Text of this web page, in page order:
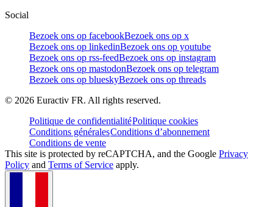
Social
Bezoek ons op facebookBezoek ons op x
Bezoek ons op linkedinBezoek ons op youtube
Bezoek ons op rss-feedBezoek ons op instagram
Bezoek ons op mastodonBezoek ons op telegram
Bezoek ons op blueskyBezoek ons op threads
© 2026 Euractiv FR. All rights reserved.
Politique de confidentialitéPolitique cookies
Conditions généralesConditions d’abonnement
Conditions de vente
This site is protected by reCAPTCHA, and the Google Privacy
Policy and Terms of Service apply.